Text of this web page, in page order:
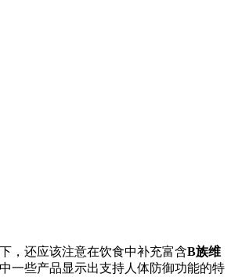
，还应该注意在饮食中补充富含B族维
一些产品显示出支持人体防御功能的特